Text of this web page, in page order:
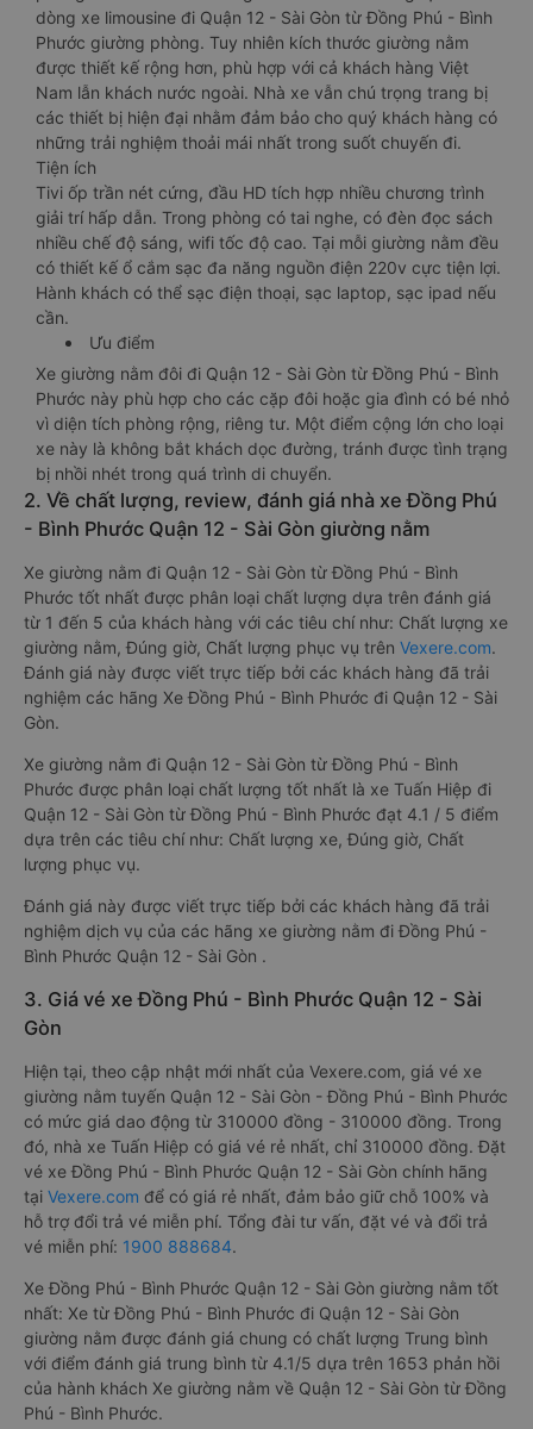
dòng xe limousine đi Quận 12 - Sài Gòn từ Đồng Phú - Bình
Phước giường phòng. Tuy nhiên kích thước giường nằm
được thiết kế rộng hơn, phù hợp với cả khách hàng Việt
Nam lẫn khách nước ngoài. Nhà xe vẫn chú trọng trang bị
các thiết bị hiện đại nhằm đảm bảo cho quý khách hàng có
những trải nghiệm thoải mái nhất trong suốt chuyến đi.
Tiện ích
Tivi ốp trần nét cứng, đầu HD tích hợp nhiều chương trình
giải trí hấp dẫn. Trong phòng có tai nghe, có đèn đọc sách
nhiều chế độ sáng, wifi tốc độ cao. Tại mỗi giường nằm đều
có thiết kế ổ cắm sạc đa năng nguồn điện 220v cực tiện lợi.
Hành khách có thể sạc điện thoại, sạc laptop, sạc ipad nếu
cần.
Ưu điểm
Xe giường nằm đôi đi Quận 12 - Sài Gòn từ Đồng Phú - Bình
Phước này phù hợp cho các cặp đôi hoặc gia đình có bé nhỏ
vì diện tích phòng rộng, riêng tư. Một điểm cộng lớn cho loại
xe này là không bắt khách dọc đường, tránh được tình trạng
bị nhồi nhét trong quá trình di chuyển.
2. Về chất lượng, review, đánh giá nhà xe Đồng Phú
- Bình Phước Quận 12 - Sài Gòn giường nằm
Xe giường nằm đi Quận 12 - Sài Gòn từ Đồng Phú - Bình
Phước tốt nhất được phân loại chất lượng dựa trên đánh giá
từ 1 đến 5 của khách hàng với các tiêu chí như: Chất lượng xe
giường nằm, Đúng giờ, Chất lượng phục vụ trên Vexere.com.
Đánh giá này được viết trực tiếp bởi các khách hàng đã trải
nghiệm các hãng Xe Đồng Phú - Bình Phước đi Quận 12 - Sài
Gòn.
Xe giường nằm đi Quận 12 - Sài Gòn từ Đồng Phú - Bình
Phước được phân loại chất lượng tốt nhất là xe Tuấn Hiệp đi
Quận 12 - Sài Gòn từ Đồng Phú - Bình Phước đạt 4.1 / 5 điểm
dựa trên các tiêu chí như: Chất lượng xe, Đúng giờ, Chất
lượng phục vụ.
Đánh giá này được viết trực tiếp bởi các khách hàng đã trải
nghiệm dịch vụ của các hãng xe giường nằm đi Đồng Phú -
Bình Phước Quận 12 - Sài Gòn .
3. Giá vé xe Đồng Phú - Bình Phước Quận 12 - Sài
Gòn
Hiện tại, theo cập nhật mới nhất của Vexere.com, giá vé xe
giường nằm tuyến Quận 12 - Sài Gòn - Đồng Phú - Bình Phước
có mức giá dao động từ 310000 đồng - 310000 đồng. Trong
đó, nhà xe Tuấn Hiệp có giá vé rẻ nhất, chỉ 310000 đồng. Đặt
vé xe Đồng Phú - Bình Phước Quận 12 - Sài Gòn chính hãng
tại Vexere.com để có giá rẻ nhất, đảm bảo giữ chỗ 100% và
hỗ trợ đổi trả vé miễn phí. Tổng đài tư vấn, đặt vé và đổi trả
vé miễn phí: 1900 888684.
Xe Đồng Phú - Bình Phước Quận 12 - Sài Gòn giường nằm tốt
nhất: Xe từ Đồng Phú - Bình Phước đi Quận 12 - Sài Gòn
giường nằm được đánh giá chung có chất lượng Trung bình
với điểm đánh giá trung bình từ 4.1/5 dựa trên 1653 phản hồi
của hành khách Xe giường nằm về Quận 12 - Sài Gòn từ Đồng
Phú - Bình Phước.